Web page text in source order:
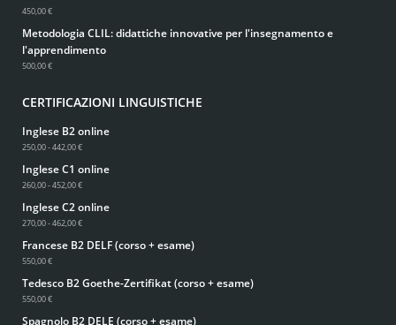
450,00 €
Metodologia CLIL: didattiche innovative per l'insegnamento e
l'apprendimento
500,00 €
CERTIFICAZIONI LINGUISTICHE
Inglese B2 online
250,00 - 442,00 €
Inglese C1 online
260,00 - 452,00 €
Inglese C2 online
270,00 - 462,00 €
Francese B2 DELF (corso + esame)
550,00 €
Tedesco B2 Goethe-Zertifikat (corso + esame)
550,00 €
Spagnolo B2 DELE (corso + esame)